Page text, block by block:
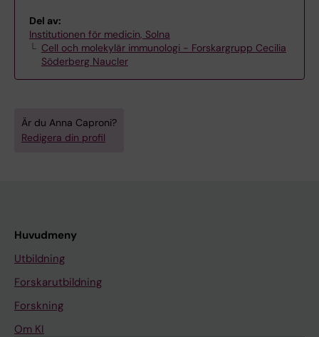
Del av:
Institutionen för medicin, Solna
Cell och molekylär immunologi - Forskargrupp Cecilia
Söderberg Naucler
Är du Anna Caproni?
Redigera din profil
Huvudmeny
Utbildning
Forskarutbildning
Forskning
Om KI